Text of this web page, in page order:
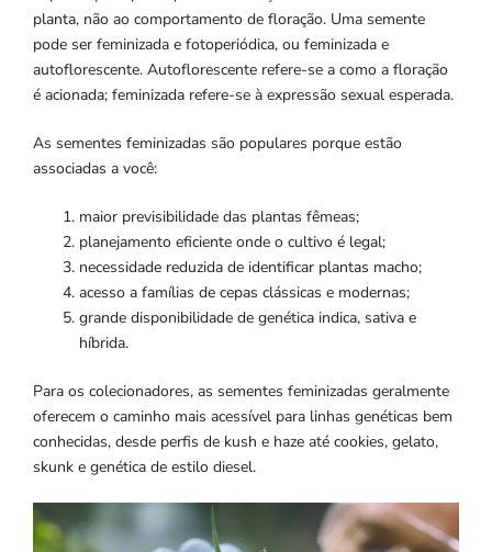
planta, não ao comportamento de floração. Uma semente
pode ser feminizada e fotoperiódica, ou feminizada e
autoflorescente. Autoflorescente refere-se a como a floração
é acionada; feminizada refere-se à expressão sexual esperada.
As sementes feminizadas são populares porque estão
associadas a você:
maior previsibilidade das plantas fêmeas;
planejamento eficiente onde o cultivo é legal;
necessidade reduzida de identificar plantas macho;
acesso a famílias de cepas clássicas e modernas;
grande disponibilidade de genética indica, sativa e
híbrida.
Para os colecionadores, as sementes feminizadas geralmente
oferecem o caminho mais acessível para linhas genéticas bem
conhecidas, desde perfis de kush e haze até cookies, gelato,
skunk e genética de estilo diesel.